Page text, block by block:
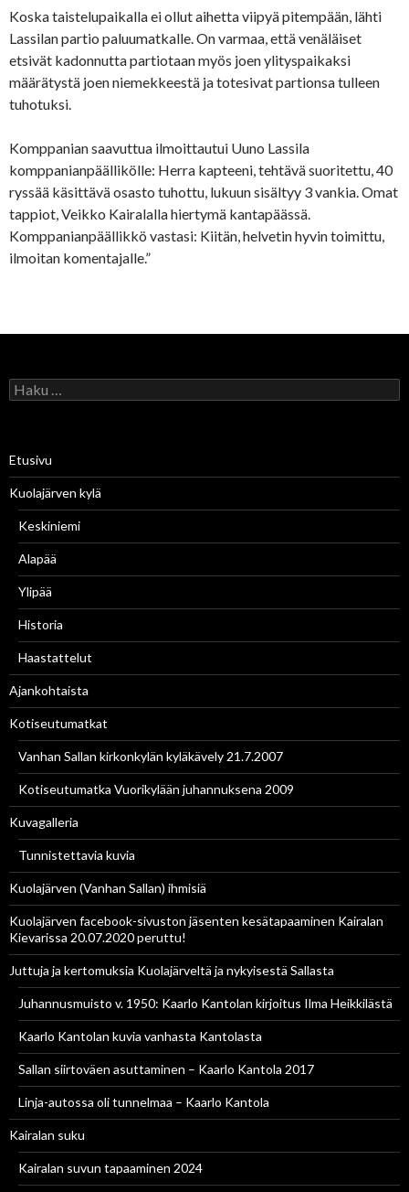
Koska taistelupaikalla ei ollut aihetta viipyä pitempään, lähti
Lassilan partio paluumatkalle. On varmaa, että venäläiset
etsivät kadonnutta partiotaan myös joen ylityspaikaksi
määrätystä joen niemekkeestä ja totesivat partionsa tulleen
tuhotuksi.
Komppanian saavuttua ilmoittautui Uuno Lassila
komppanianpäällikölle: Herra kapteeni, tehtävä suoritettu, 40
ryssää käsittävä osasto tuhottu, lukuun sisältyy 3 vankia. Omat
tappiot, Veikko Kairalalla hiertymä kantapäässä.
Komppanianpäällikkö vastasi: Kiitän, helvetin hyvin toimittu,
ilmoitan komentajalle.”
H
a
:Etusivu
Kuolajärven kylä
Keskiniemi
Alapää
Ylipää
Historia
Haastattelut
Ajankohtaista
Kotiseutumatkat
Vanhan Sallan kirkonkylän kyläkävely 21.7.2007
Kotiseutumatka Vuorikylään juhannuksena 2009
Kuvagalleria
Tunnistettavia kuvia
Kuolajärven (Vanhan Sallan) ihmisiä
Kuolajärven facebook-sivuston jäsenten kesätapaaminen Kairalan
Kievarissa 20.07.2020 peruttu!
Juttuja ja kertomuksia Kuolajärveltä ja nykyisestä Sallasta
Juhannusmuisto v. 1950: Kaarlo Kantolan kirjoitus Ilma Heikkilästä
Kaarlo Kantolan kuvia vanhasta Kantolasta
Sallan siirtoväen asuttaminen – Kaarlo Kantola 2017
Linja-autossa oli tunnelmaa – Kaarlo Kantola
Kairalan suku
Kairalan suvun tapaaminen 2024